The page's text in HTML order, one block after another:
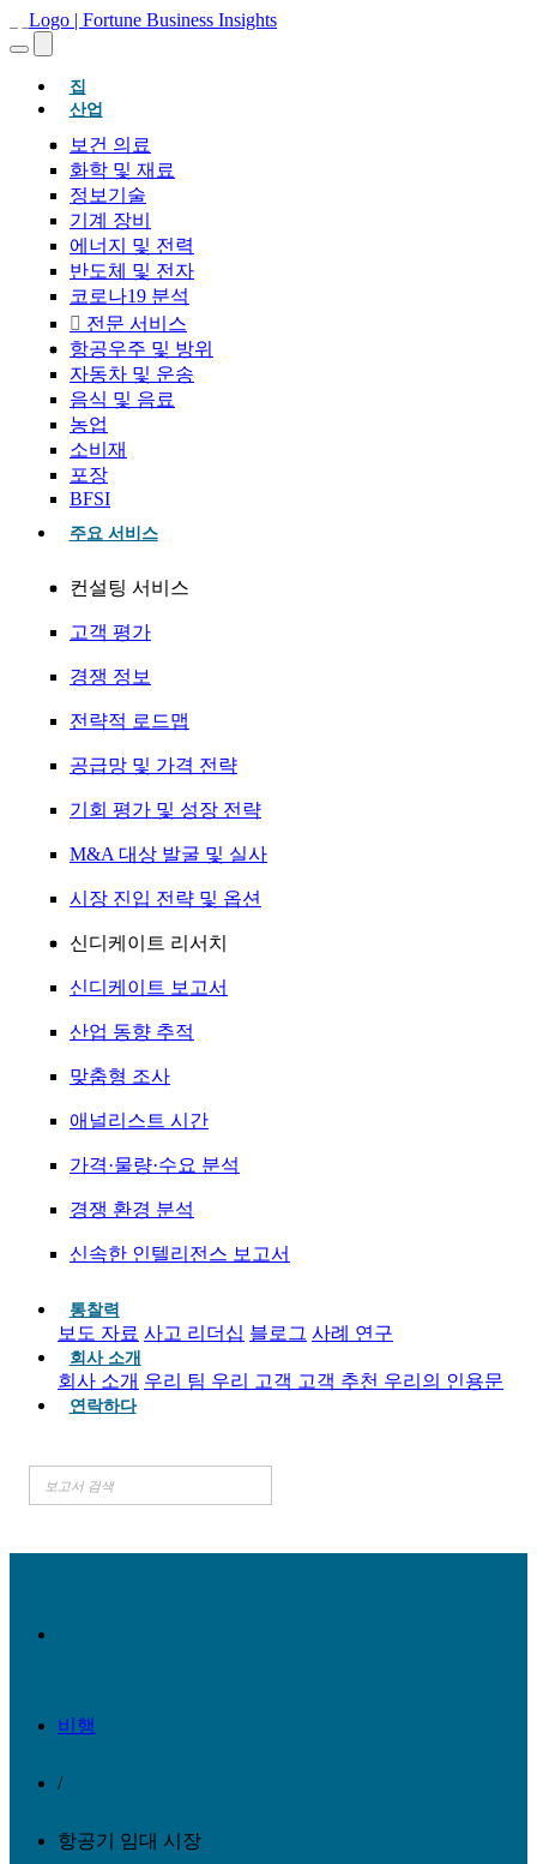
집(현재의)
산업
보건 의료
화학 및 재료
정보기술
기계 장비
에너지 및 전력
반도체 및 전자
코로나19 분석
전문 서비스
항공우주 및 방위
자동차 및 운송
음식 및 음료
농업
소비재
포장
BFSI
주요 서비스
컨설팅 서비스
고객 평가
경쟁 정보
전략적 로드맵
공급망 및 가격 전략
기회 평가 및 성장 전략
M&A 대상 발굴 및 실사
시장 진입 전략 및 옵션
신디케이트 리서치
신디케이트 보고서
산업 동향 추적
맞춤형 조사
애널리스트 시간
가격·물량·수요 분석
경쟁 환경 분석
신속한 인텔리전스 보고서
통찰력
보도 자료 사고 리더십 블로그 사례 연구
회사 소개
회사 소개 우리 팀 우리 고객 고객 추천 우리의 인용문
연락하다
비행
/
항공기 임대 시장